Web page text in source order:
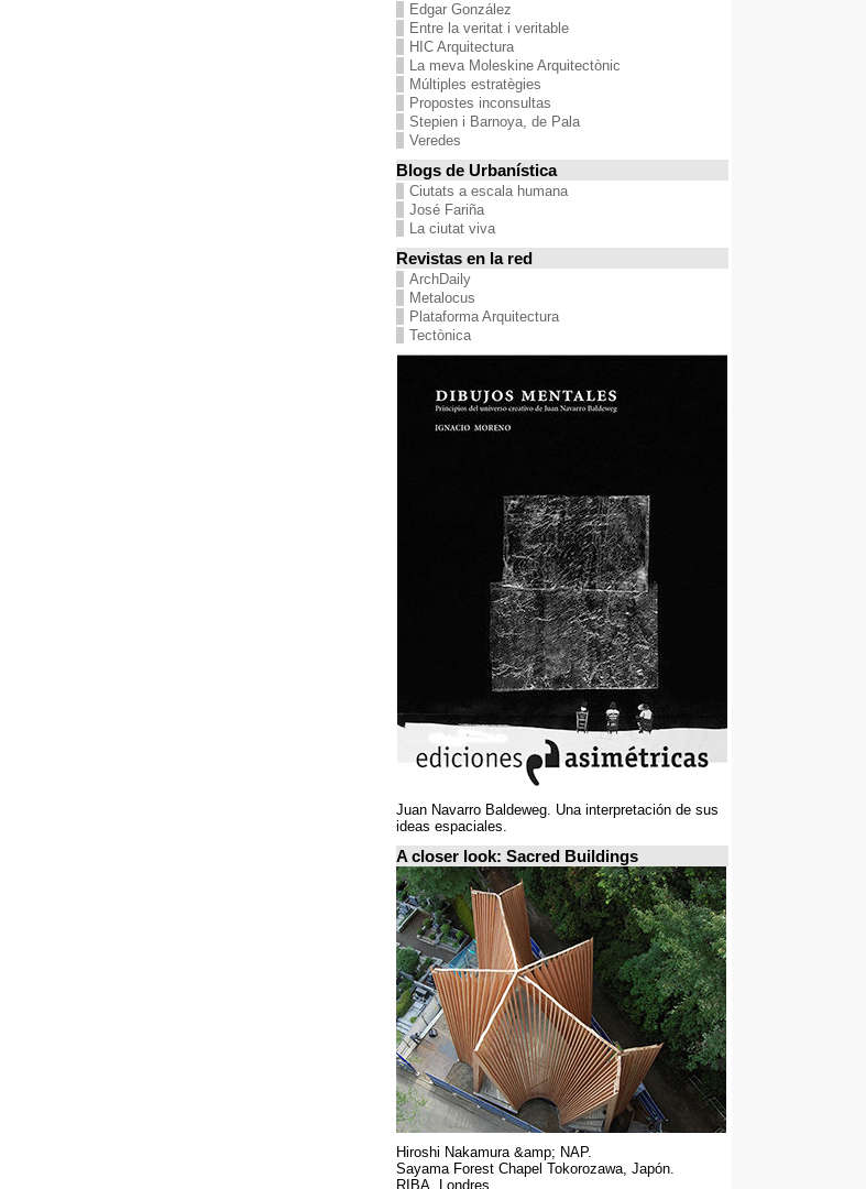
Edgar González
Entre la veritat i veritable
HIC Arquitectura
La meva Moleskine Arquitectònic
Múltiples estratègies
Propostes inconsultas
Stepien i Barnoya, de Pala
Veredes
Blogs de Urbanística
Ciutats a escala humana
José Fariña
La ciutat viva
Revistas en la red
ArchDaily
Metalocus
Plataforma Arquitectura
Tectònica
Juan Navarro Baldeweg. Una interpretación de sus
ideas espaciales.
A closer look: Sacred Buildings
Hiroshi Nakamura &amp; NAP.
Sayama Forest Chapel Tokorozawa, Japón.
RIBA, Londres.